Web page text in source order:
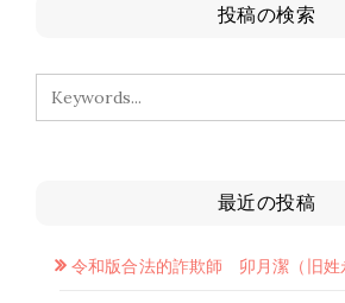
投稿の検索
最近の投稿
令和版合法的詐欺師 卯月潔（旧姓